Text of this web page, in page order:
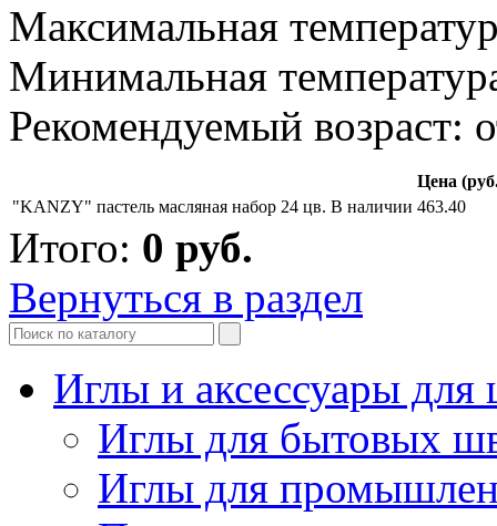
Максимальная
Минимальная
Рекомендуемый возраст:
Цена
"KANZY" пастель масляная набор 24 цв. В наличии 463.40
Итого: 0 руб.
Вернуться в раздел
Иглы и аксессуары
Иглы для бытовых
Иглы для